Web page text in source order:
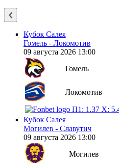
Кубок Салея
Гомель - Локомотив
09 августа 2026 13:00
Гомель
Локомотив
П1: 1.37 X:
Кубок Салея
Могилев - Славутич
09 августа 2026 13:00
Могилев